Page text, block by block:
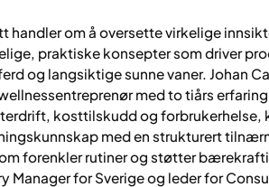
handler om å oversette virkelige
praktiske konsepter som driver
og langsiktige sunne vaner. Johan
med to tiårs
kosttilskudd og forbrukerhelse,
med en strukturert
forenkler rutiner og støtter
Manager for Sverige og leder for